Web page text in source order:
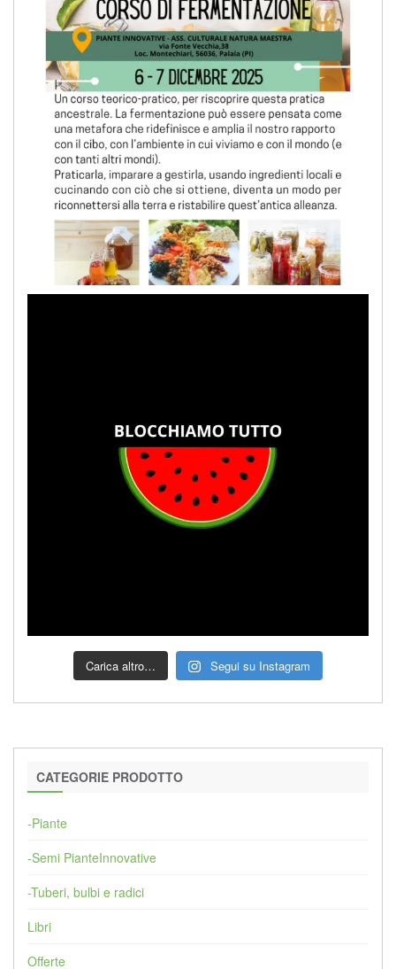
Carica altro… Segui su Instagram
CATEGORIE PRODOTTO
-Piante
-Semi PianteInnovative
-Tuberi, bulbi e radici
Libri
Offerte